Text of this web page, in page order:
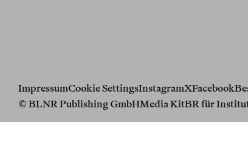
ImpressumCookie SettingsInstagramXFacebook
© BLNR Publishing GmbHMedia KitBR für